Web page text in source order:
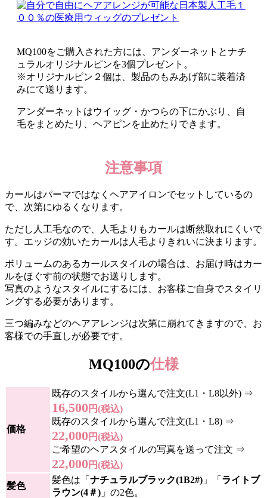
MQ100をご購入された方には、アンダーネットとナチ
ュラルオリジナルピンを3個プレゼント。
※オリジナルピン２個は、製品のもみあげ部に装着済
みにて送ります。
アンダーネットはウイッグ・かつらの下にかぶり、自
毛をまとめたり、ヘアピンを止めたりできます。
注意事項
カールはパーマではなくヘアアイロンでセットしているの
で、次第にゆるくなります。
ただし人工毛なので、人毛よりもカールは断然取れにくいで
す。エッジの効いたカールは人毛よりきれいに決まります。
ボリュームのあるカールスタイルの場合は、お届け時はカー
ルをほぐす前の状態でお送りします。
写真のようなスタイルにするには、お客様ご自身でスタイリ
ングする必要があります。
三つ編みなどのヘアアレンジは次第に崩れてきますので、お
客様での手直しが必要です。
MQ100の仕様
価格
既存のスタイルから選んで注文(L1・L8以外) ⇒
16,500 円(税込)
既存のスタイルから選んで注文(L1・L8) ⇒
22,000 円(税込)
ご希望のヘアスタイルの写真を送って注文 ⇒
22,000 円(税込)
髪色
髪色は「 ナチュラルブラック(1B2#) 」「 ライトブ
ラウン(4＃) 」の2色。